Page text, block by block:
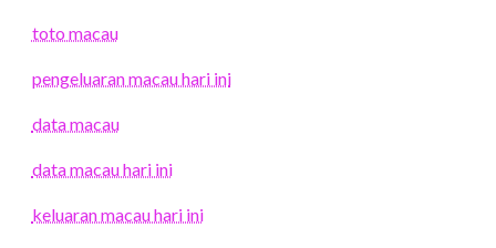
toto macau
pengeluaran macau hari ini
data macau
data macau hari ini
keluaran macau hari ini